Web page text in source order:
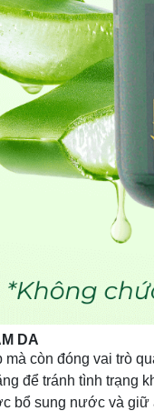
DA
còn đóng vai trò
để tránh tình trạng
bổ sung nước và giữ